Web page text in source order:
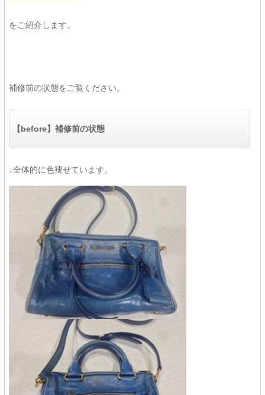
をご紹介します。
補修前の状態をご覧ください。
【before】補修前の状態
↓全体的に色褪せています。